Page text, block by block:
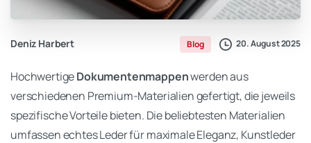
Deniz Harbert Blog 20. August 2025
HochwertigeDokumentenmappenwerden aus
verschiedenen Premium-Materialien gefertigt, die jeweils
spezifische Vorteile bieten. Die beliebtesten Materialien
umfassen echtes Leder für maximale Eleganz, Kunstleder